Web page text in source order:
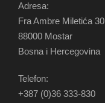
Adresa:
Fra Ambre Miletića 30
88000 Mostar
Bosna i Hercegovina
Telefon:
+387 (0)36 333-830